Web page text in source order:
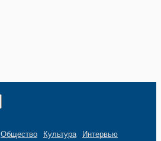
Общество Культура Интервью